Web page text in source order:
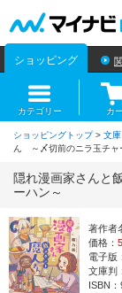
ショッピング
カテゴリー カ
ショッピングトップ> 文庫
ん ～〆切前のニラ玉チャ
隠れ漫画家さんと
ーハン～
著作者
価格：
電子版：
文庫判
ISBN